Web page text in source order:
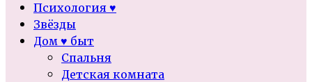
Психология ♥
Звёзды
Дом ♥ быт
Спальня
Детская комната